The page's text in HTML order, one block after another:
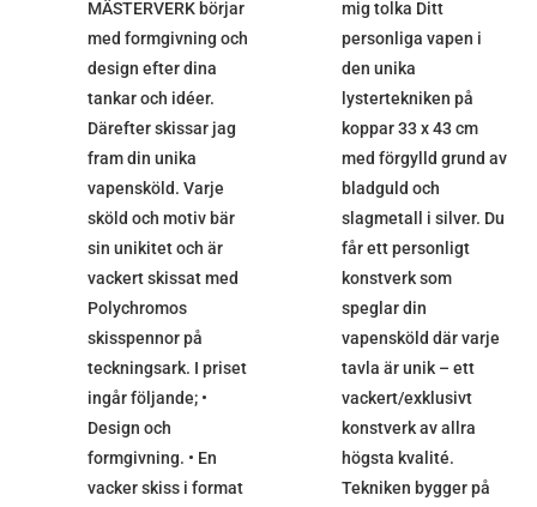
MÄSTERVERK börjar
med formgivning och
design efter dina
tankar och idéer.
Därefter skissar jag
fram din unika
vapensköld. Varje
sköld och motiv bär
sin unikitet och är
vackert skissat med
Polychromos
skisspennor på
teckningsark. I priset
ingår följande; •
Design och
formgivning. • En
vacker skiss i format
mig tolka Ditt
personliga vapen i
den unika
lystertekniken på
koppar 33 x 43 cm
med förgylld grund av
bladguld och
slagmetall i silver. Du
får ett personligt
konstverk som
speglar din
vapensköld där varje
tavla är unik – ett
vackert/exklusivt
konstverk av allra
högsta kvalité.
Tekniken bygger på